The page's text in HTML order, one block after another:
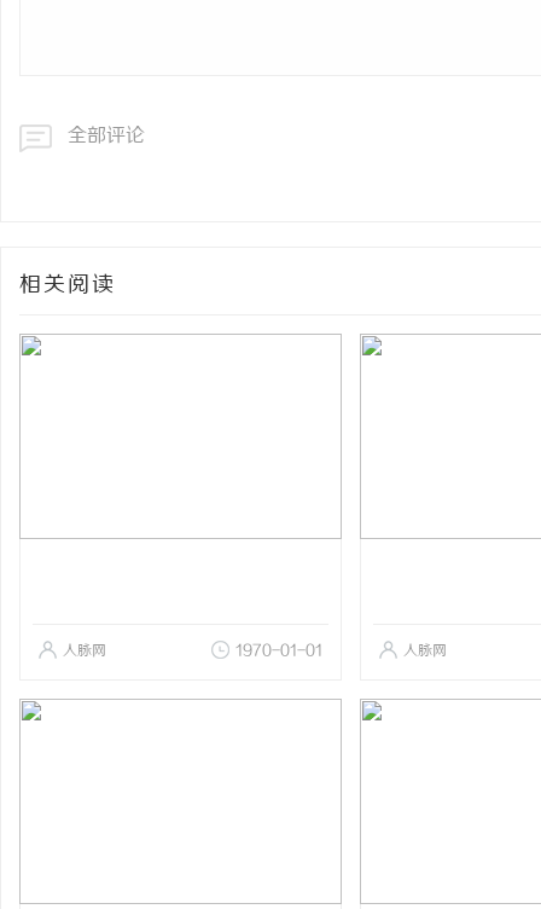
全部评论
相关阅读
人脉网 1970-01-01 人脉网